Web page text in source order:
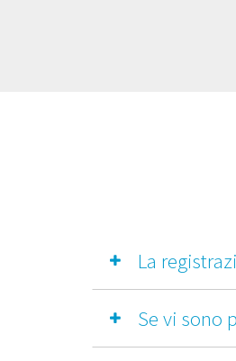
La
Se vi sono